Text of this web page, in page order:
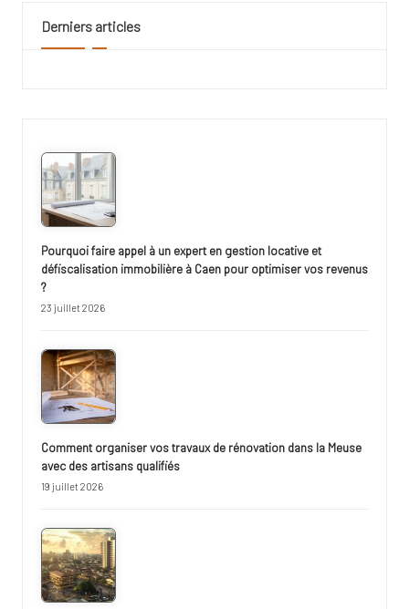
Derniers articles
Pourquoi faire appel à un expert en gestion locative et
défiscalisation immobilière à Caen pour optimiser vos revenus
?
23 juillet 2026
Comment organiser vos travaux de rénovation dans la Meuse
avec des artisans qualifiés
19 juillet 2026